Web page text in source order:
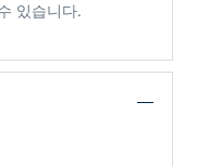
있습니다.